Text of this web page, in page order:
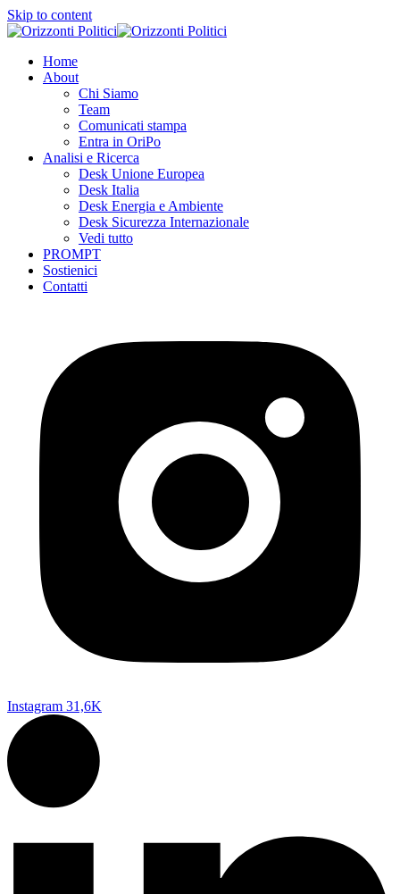
Skip to content
Home
About
Chi Siamo
Team
Comunicati stampa
Entra in OriPo
Analisi e Ricerca
Desk Unione Europea
Desk Italia
Desk Energia e Ambiente
Desk Sicurezza Internazionale
Vedi tutto
PROMPT
Sostienici
Contatti
Instagram 31,6K